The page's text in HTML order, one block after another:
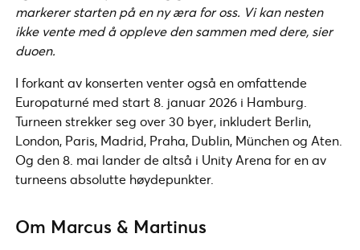
markerer starten på en ny æra for oss. Vi kan nesten
ikke vente med å oppleve den sammen med dere, sier
duoen.
I forkant av konserten venter også en omfattende
Europaturné med start 8. januar 2026 i Hamburg.
Turneen strekker seg over 30 byer, inkludert Berlin,
London, Paris, Madrid, Praha, Dublin, München og Aten.
Og den 8. mai lander de altså i Unity Arena for en av
turneens absolutte høydepunkter.
Om Marcus & Martinus